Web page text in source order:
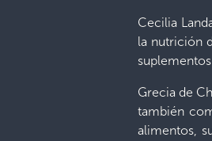
Cecilia
la nutrición
Grecia de
también
alimentos,